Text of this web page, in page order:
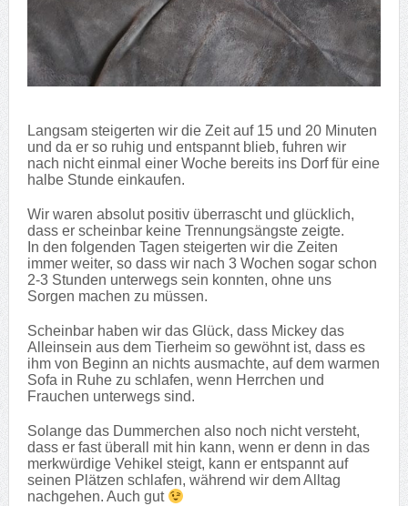
Langsam steigerten wir die Zeit auf 15 und 20 Minuten
und da er so ruhig und entspannt blieb, fuhren wir
nach nicht einmal einer Woche bereits ins Dorf für eine
halbe Stunde einkaufen.
Wir waren absolut positiv überrascht und glücklich,
dass er scheinbar keine Trennungsängste zeigte.
In den folgenden Tagen steigerten wir die Zeiten
immer weiter, so dass wir nach 3 Wochen sogar schon
2-3 Stunden unterwegs sein konnten, ohne uns
Sorgen machen zu müssen.
Scheinbar haben wir das Glück, dass Mickey das
Alleinsein aus dem Tierheim so gewöhnt ist, dass es
ihm von Beginn an nichts ausmachte, auf dem warmen
Sofa in Ruhe zu schlafen, wenn Herrchen und
Frauchen unterwegs sind.
Solange das Dummerchen also noch nicht versteht,
dass er fast überall mit hin kann, wenn er denn in das
merkwürdige Vehikel steigt, kann er entspannt auf
seinen Plätzen schlafen, während wir dem Alltag
nachgehen. Auch gut